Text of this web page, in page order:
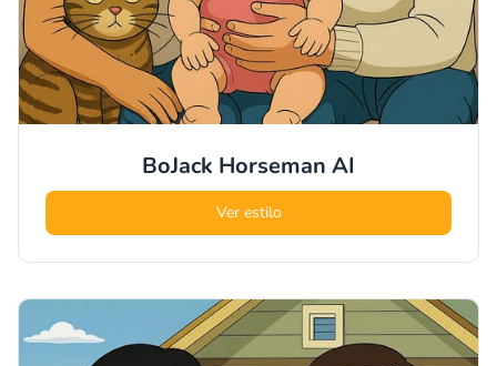
BoJack Horseman AI
Ver estilo